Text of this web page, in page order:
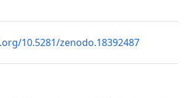
10.5281/zenodo.18392487